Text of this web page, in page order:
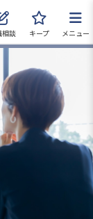
相談 キープ メニュー
む